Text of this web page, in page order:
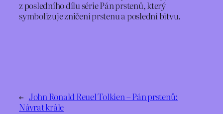
z posledního dílu série Pán prstenů, který
symbolizuje zničení prstenu a poslední bitvu.
← John Ronald Reuel Tolkien – Pán prstenů:
Návrat krále